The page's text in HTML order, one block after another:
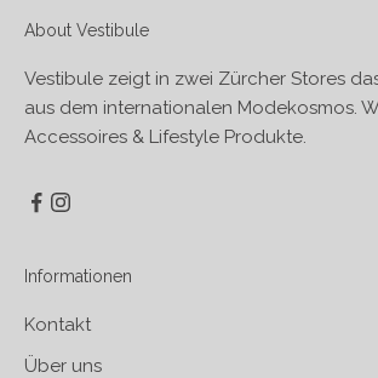
About Vestibule
Vestibule zeigt in zwei Zürcher Stores
aus dem internationalen Modekosmos.
Accessoires & Lifestyle Produkte.
Informationen
Kontakt
Über uns